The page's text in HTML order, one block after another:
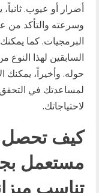
أضرار أو عيوب. ثانياً،
وسرعته والتأكد من
البرمجيات. كما
السابقين لهذا النوع
حوله. وأخيراً، يمكنك
لمساعدتك في
لاحتياجاتك.
كيف تحصل
مستعمل
تناسب